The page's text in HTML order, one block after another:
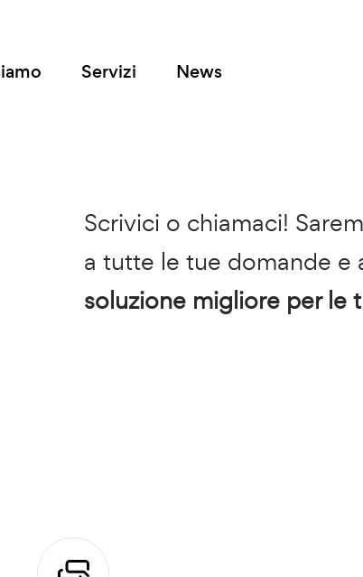
Servizi News
Scrivici o chiamaci!
a tutte le tue domande e
soluzione migliore per le